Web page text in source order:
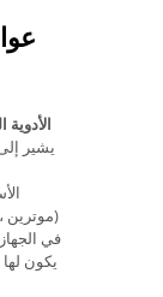
يشير
(موترين
في
يكون